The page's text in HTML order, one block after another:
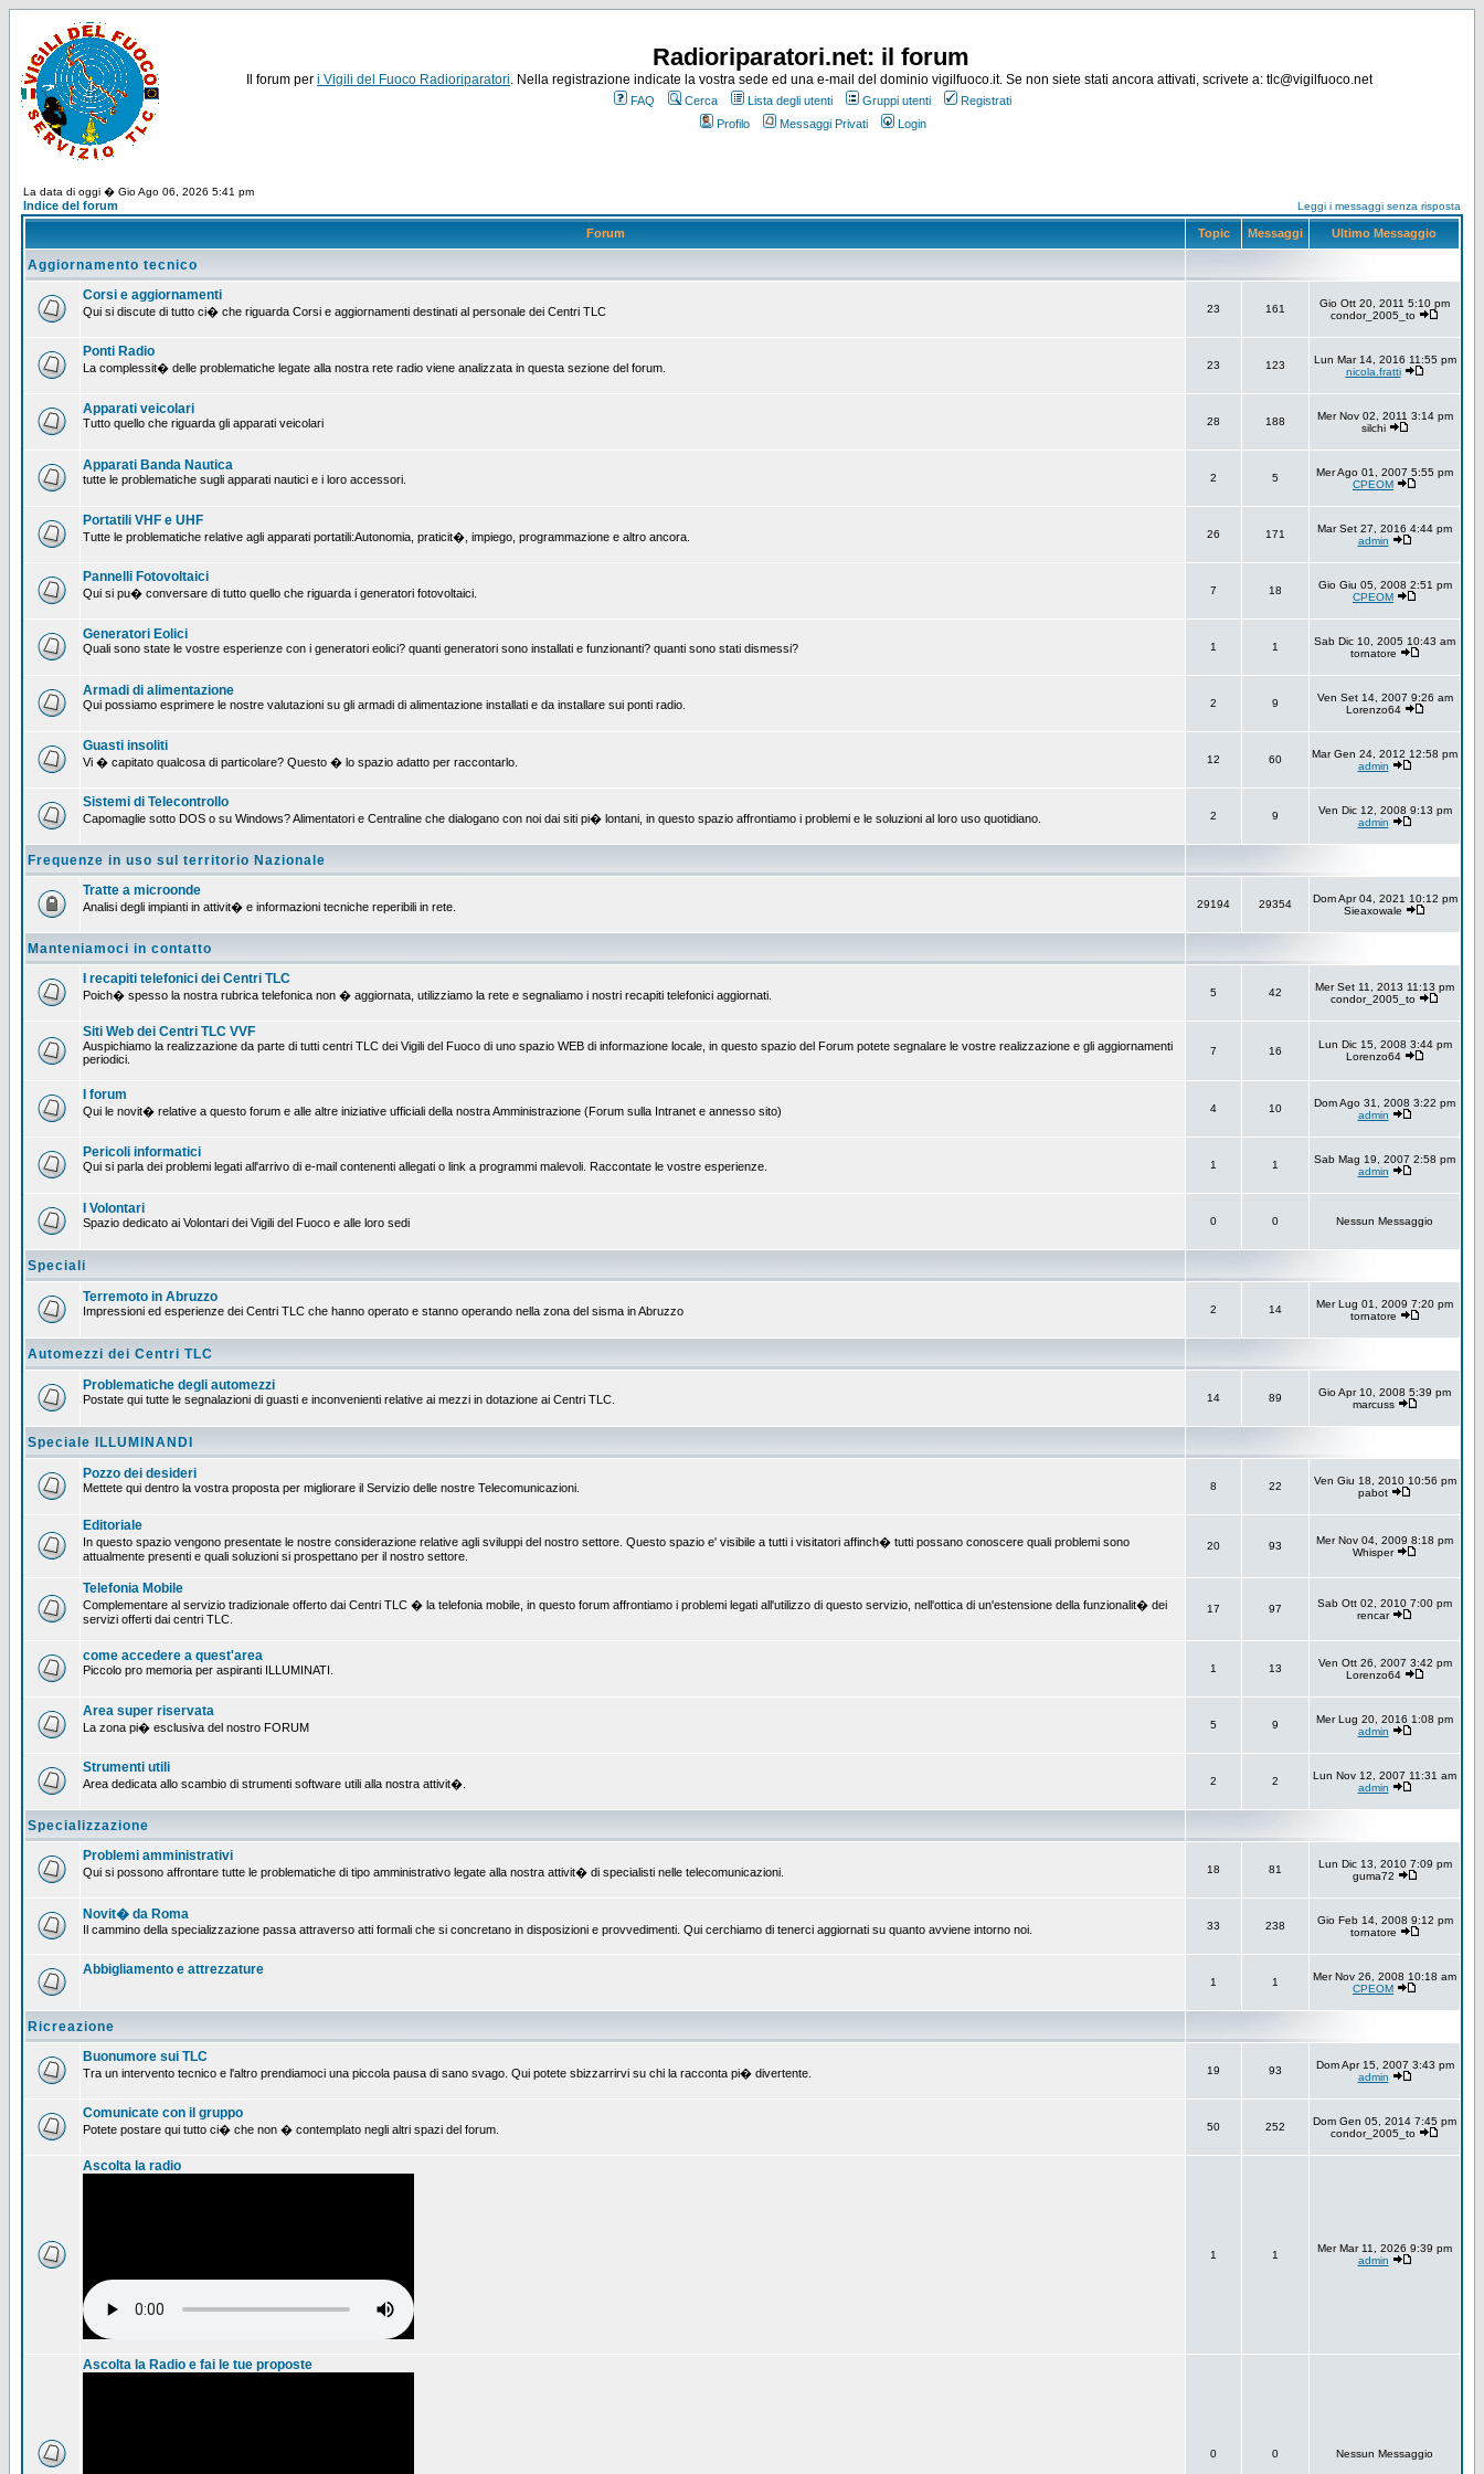
Radioriparatori.net: il forum
Il forum per i Vigili del Fuoco Radioriparatori. Nella registrazione indicate la vostra sede ed una e-mail del dominio vigilfuoco.it. Se non siete stati ancora attivati, scrivete a: tlc@vigilfuoco.net
FAQ Cerca Lista degli utenti Gruppi utenti
Registrati
Profilo
Messaggi Privati Login
La data di oggi � Gio Ago 06, 2026 5:41 pm
Indice del forum Leggi i messaggi senza risposta
Forum Topic Messaggi Ultimo Messaggio
Aggiornamento tecnico
Corsi e aggiornamenti
Qui si discute di tutto ci� che riguarda Corsi e aggiornamenti destinati al personale dei Centri TLC 23 161
Gio Ott 20, 2011 5:10 pm
condor_2005_to
Ponti Radio
La complessit� delle problematiche legate alla nostra rete radio viene analizzata in questa sezione del forum. 23 123
Lun Mar 14, 2016 11:55 pm
nicola.fratti
Apparati veicolari
Tutto quello che riguarda gli apparati veicolari 28 188
Mer Nov 02, 2011 3:14 pm
silchi
Apparati Banda Nautica
tutte le problematiche sugli apparati nautici e i loro accessori. 2 5
Mer Ago 01, 2007 5:55 pm
CPEOM
Portatili VHF e UHF
Tutte le problematiche relative agli apparati portatili:Autonomia, praticit�, impiego, programmazione e altro ancora. 26 171
Mar Set 27, 2016 4:44 pm
admin
Pannelli Fotovoltaici
Qui si pu� conversare di tutto quello che riguarda i generatori fotovoltaici. 7 18
Gio Giu 05, 2008 2:51 pm
CPEOM
Generatori Eolici
Quali sono state le vostre esperienze con i generatori eolici? quanti generatori sono installati e funzionanti? quanti sono stati dismessi? 1 1
Sab Dic 10, 2005 10:43 am
tornatore
Armadi di alimentazione
Qui possiamo esprimere le nostre valutazioni su gli armadi di alimentazione installati e da installare sui ponti radio. 2 9
Ven Set 14, 2007 9:26 am
Lorenzo64
Guasti insoliti
Vi � capitato qualcosa di particolare? Questo � lo spazio adatto per raccontarlo. 12 60
Mar Gen 24, 2012 12:58 pm
admin
Sistemi di Telecontrollo
Capomaglie sotto DOS o su Windows? Alimentatori e Centraline che dialogano con noi dai siti pi� lontani, in questo spazio affrontiamo i problemi e le soluzioni al loro uso quotidiano. 2 9
Ven Dic 12, 2008 9:13 pm
admin
Frequenze in uso sul territorio Nazionale
Tratte a microonde
Analisi degli impianti in attivit� e informazioni tecniche reperibili in rete. 29194 29354
Dom Apr 04, 2021 10:12 pm
Sieaxowale
Manteniamoci in contatto
I recapiti telefonici dei Centri TLC
Poich� spesso la nostra rubrica telefonica non � aggiornata, utilizziamo la rete e segnaliamo i nostri recapiti telefonici aggiornati. 5 42
Mer Set 11, 2013 11:13 pm
condor_2005_to
Siti Web dei Centri TLC VVF
Auspichiamo la realizzazione da parte di tutti centri TLC dei Vigili del Fuoco di uno spazio WEB di informazione locale, in questo spazio del Forum potete segnalare le vostre realizzazione e gli aggiornamenti
periodici.
7 16
Lun Dic 15, 2008 3:44 pm
Lorenzo64
I forum
Qui le novit� relative a questo forum e alle altre iniziative ufficiali della nostra Amministrazione (Forum sulla Intranet e annesso sito) 4 10
Dom Ago 31, 2008 3:22 pm
admin
Pericoli informatici
Qui si parla dei problemi legati all'arrivo di e-mail contenenti allegati o link a programmi malevoli. Raccontate le vostre esperienze. 1 1
Sab Mag 19, 2007 2:58 pm
admin
I Volontari
Spazio dedicato ai Volontari dei Vigili del Fuoco e alle loro sedi 0 0 Nessun Messaggio
Speciali
Terremoto in Abruzzo
Impressioni ed esperienze dei Centri TLC che hanno operato e stanno operando nella zona del sisma in Abruzzo 2 14
Mer Lug 01, 2009 7:20 pm
tornatore
Automezzi dei Centri TLC
Problematiche degli automezzi
Postate qui tutte le segnalazioni di guasti e inconvenienti relative ai mezzi in dotazione ai Centri TLC. 14 89
Gio Apr 10, 2008 5:39 pm
marcuss
Speciale ILLUMINANDI
Pozzo dei desideri
Mettete qui dentro la vostra proposta per migliorare il Servizio delle nostre Telecomunicazioni. 8 22
Ven Giu 18, 2010 10:56 pm
pabot
Editoriale
In questo spazio vengono presentate le nostre considerazione relative agli sviluppi del nostro settore. Questo spazio e' visibile a tutti i visitatori affinch� tutti possano conoscere quali problemi sono
attualmente presenti e quali soluzioni si prospettano per il nostro settore.
20 93
Mer Nov 04, 2009 8:18 pm
Whisper
Telefonia Mobile
Complementare al servizio tradizionale offerto dai Centri TLC � la telefonia mobile, in questo forum affrontiamo i problemi legati all'utilizzo di questo servizio, nell'ottica di un'estensione della funzionalit� dei
servizi offerti dai centri TLC.
17 97
Sab Ott 02, 2010 7:00 pm
rencar
come accedere a quest'area
Piccolo pro memoria per aspiranti ILLUMINATI. 1 13
Ven Ott 26, 2007 3:42 pm
Lorenzo64
Area super riservata
La zona pi� esclusiva del nostro FORUM 5 9
Mer Lug 20, 2016 1:08 pm
admin
Strumenti utili
Area dedicata allo scambio di strumenti software utili alla nostra attivit�. 2 2
Lun Nov 12, 2007 11:31 am
admin
Specializzazione
Problemi amministrativi
Qui si possono affrontare tutte le problematiche di tipo amministrativo legate alla nostra attivit� di specialisti nelle telecomunicazioni. 18 81
Lun Dic 13, 2010 7:09 pm
guma72
Novit� da Roma
Il cammino della specializzazione passa attraverso atti formali che si concretano in disposizioni e provvedimenti. Qui cerchiamo di tenerci aggiornati su quanto avviene intorno noi. 33 238
Gio Feb 14, 2008 9:12 pm
tornatore
Abbigliamento e attrezzature
1 1
Mer Nov 26, 2008 10:18 am
CPEOM
Ricreazione
Buonumore sui TLC
Tra un intervento tecnico e l'altro prendiamoci una piccola pausa di sano svago. Qui potete sbizzarrirvi su chi la racconta pi� divertente. 19 93
Dom Apr 15, 2007 3:43 pm
admin
Comunicate con il gruppo
Potete postare qui tutto ci� che non � contemplato negli altri spazi del forum. 50 252
Dom Gen 05, 2014 7:45 pm
condor_2005_to
Ascolta la radio
1 1
Mer Mar 11, 2026 9:39 pm
admin
Ascolta la Radio e fai le tue proposte
0 0 Nessun Messaggio